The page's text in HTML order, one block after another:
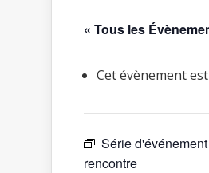
« Tous les
Cet évènement
Série
rencontre